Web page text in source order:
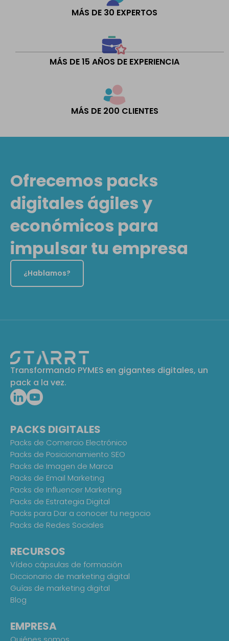
MÁS DE 30 EXPERTOS
MÁS DE 15 AÑOS DE EXPERIENCIA
MÁS DE 200 CLIENTES
Ofrecemos packs
digitales ágiles y
económicos para
impulsar tu empresa
¿Hablamos?
Transformando PYMES en gigantes digitales, un
pack a la vez.
PACKS DIGITALES
Packs de Comercio Electrónico
Packs de Posicionamiento SEO
Packs de Imagen de Marca
Packs de Email Marketing
Packs de Influencer Marketing
Packs de Estrategia Digital
Packs para Dar a conocer tu negocio
Packs de Redes Sociales
RECURSOS
Vídeo cápsulas de formación
Diccionario de marketing digital
Guías de marketing digital
Blog
EMPRESA